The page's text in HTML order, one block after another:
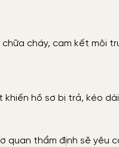
cháy, cam kết môi
khiến hồ sơ bị trả, kéo
quan thẩm định sẽ yêu